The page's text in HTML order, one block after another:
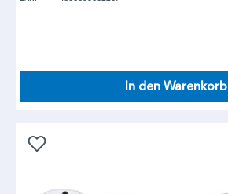
In den Warenkorb